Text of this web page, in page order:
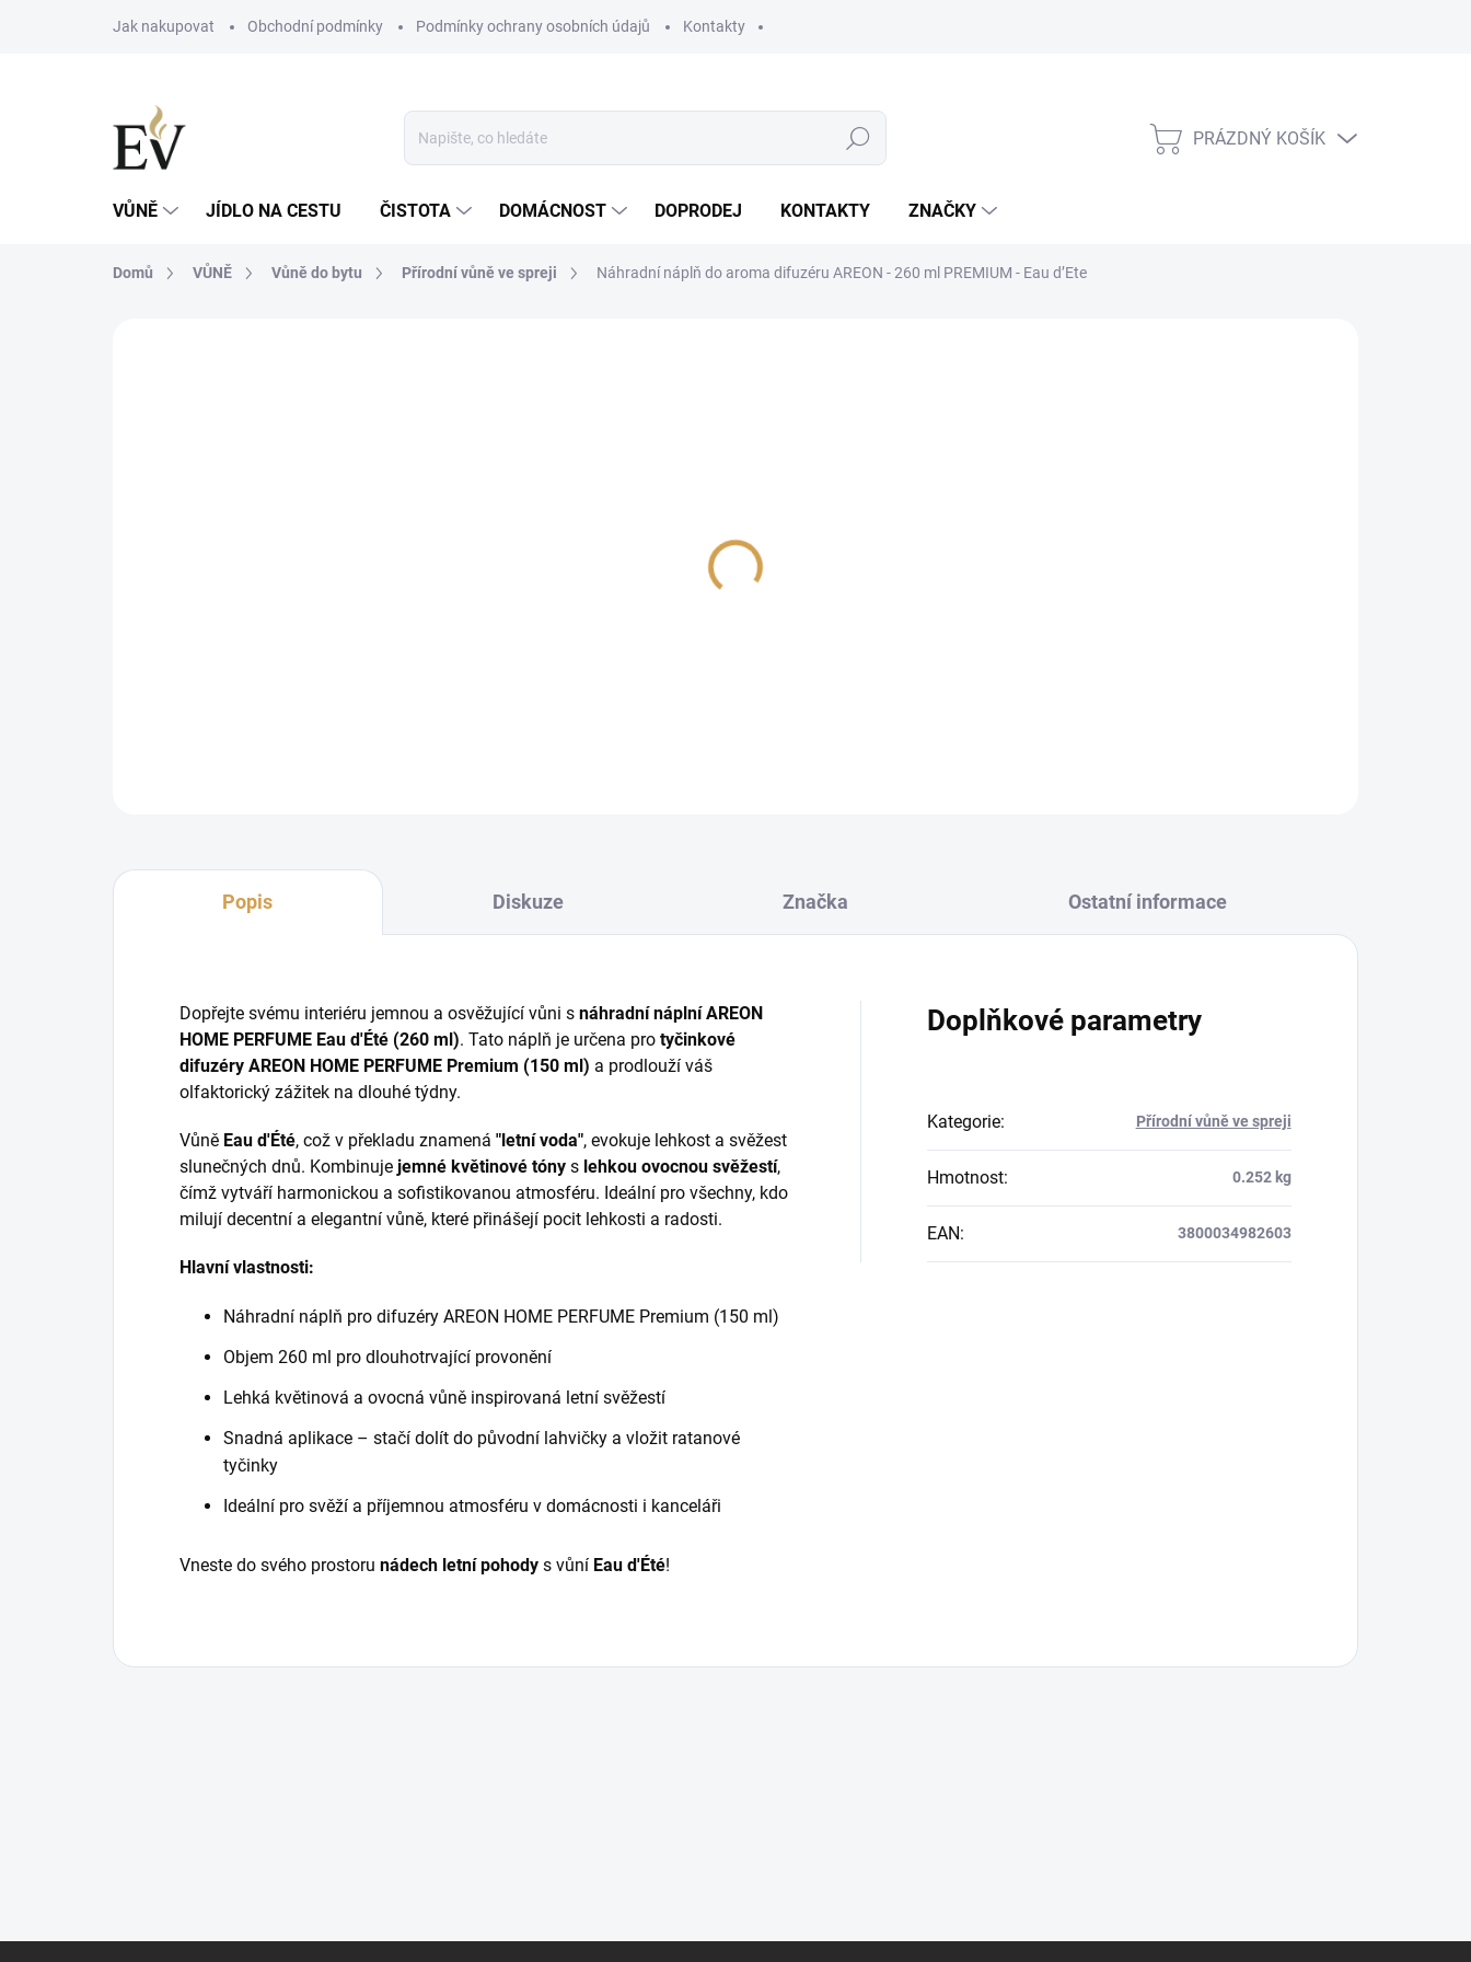
Jak nakupovat Obchodní podmínky Podmínky ochrany osobních údajů Kontakty
Hledat
NÁKUPNÍ
PRÁZDNÝ KOŠÍK
VŮNĚ JÍDLO NA CESTU ČISTOTA DOMÁCNOST DOPRODEJ KONTAKTY ZNAČKY
Domů VŮNĚ Vůně do bytu Přírodní vůně ve spreji Náhradní náplň do aroma difuzéru AREON - 260 ml PREMIUM - Eau d’Ete
Popis Diskuze Značka Ostatní informace
Dopřejte svému interiéru jemnou a osvěžující vůni s náhradní náplní AREON
HOME PERFUME Eau d'Été (260 ml). Tato náplň je určena pro tyčinkové
difuzéry AREON HOME PERFUME Premium (150 ml) a prodlouží váš
olfaktorický zážitek na dlouhé týdny.
Vůně Eau d'Été, což v překladu znamená "letní voda", evokuje lehkost a svěžest
slunečných dnů. Kombinuje jemné květinové tóny s lehkou ovocnou svěžestí,
čímž vytváří harmonickou a sofistikovanou atmosféru. Ideální pro všechny, kdo
milují decentní a elegantní vůně, které přinášejí pocit lehkosti a radosti.
Hlavní vlastnosti:
Náhradní náplň pro difuzéry AREON HOME PERFUME Premium (150 ml)
Objem 260 ml pro dlouhotrvající provonění
Lehká květinová a ovocná vůně inspirovaná letní svěžestí
Snadná aplikace – stačí dolít do původní lahvičky a vložit ratanové
tyčinky
Ideální pro svěží a příjemnou atmosféru v domácnosti i kanceláři
Vneste do svého prostoru nádech letní pohody s vůní Eau d'Été!
Doplňkové parametry
Kategorie: Přírodní vůně ve spreji
Hmotnost: 0.252 kg
EAN: 3800034982603